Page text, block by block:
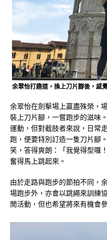
余翠怡打趣道，換上刀片腳後，感
余翠怡在劍擊場上贏盡殊榮，
裝上刀片腳，一嘗跑步的滋味
運動，但對截肢者來說，日常
跑，便要特別訂造一隻刀片腳
笑，答得爽朗：「我覺得型囉
奮得馬上跳起來。
由於走路與跑步的節拍不同，
場跑步外，亦會以跳繩來訓練
閒活動，但也希望將來有機會